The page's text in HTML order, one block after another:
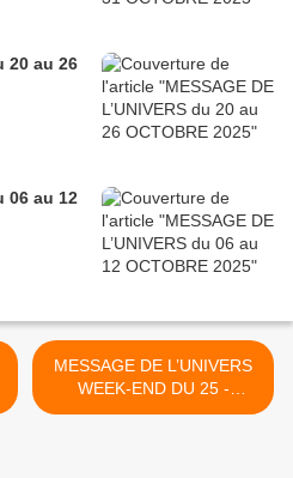
20 au 26
06 au 12
MESSAGE DE L’UNIVERS
WEEK-END DU 25 -
26 JUILLET 2020 >